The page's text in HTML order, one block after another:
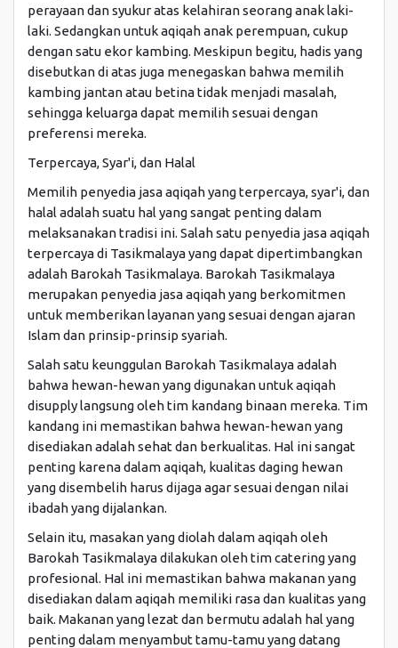
perayaan dan syukur atas kelahiran seorang anak laki-
laki. Sedangkan untuk aqiqah anak perempuan, cukup
dengan satu ekor kambing. Meskipun begitu, hadis yang
disebutkan di atas juga menegaskan bahwa memilih
kambing jantan atau betina tidak menjadi masalah,
sehingga keluarga dapat memilih sesuai dengan
preferensi mereka.
Terpercaya, Syar'i, dan Halal
Memilih penyedia jasa aqiqah yang terpercaya, syar'i, dan
halal adalah suatu hal yang sangat penting dalam
melaksanakan tradisi ini. Salah satu penyedia jasa aqiqah
terpercaya di Tasikmalaya yang dapat dipertimbangkan
adalah Barokah Tasikmalaya. Barokah Tasikmalaya
merupakan penyedia jasa aqiqah yang berkomitmen
untuk memberikan layanan yang sesuai dengan ajaran
Islam dan prinsip-prinsip syariah.
Salah satu keunggulan Barokah Tasikmalaya adalah
bahwa hewan-hewan yang digunakan untuk aqiqah
disupply langsung oleh tim kandang binaan mereka. Tim
kandang ini memastikan bahwa hewan-hewan yang
disediakan adalah sehat dan berkualitas. Hal ini sangat
penting karena dalam aqiqah, kualitas daging hewan
yang disembelih harus dijaga agar sesuai dengan nilai
ibadah yang dijalankan.
Selain itu, masakan yang diolah dalam aqiqah oleh
Barokah Tasikmalaya dilakukan oleh tim catering yang
profesional. Hal ini memastikan bahwa makanan yang
disediakan dalam aqiqah memiliki rasa dan kualitas yang
baik. Makanan yang lezat dan bermutu adalah hal yang
penting dalam menyambut tamu-tamu yang datang